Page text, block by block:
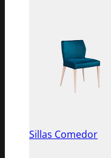
Sillas Comedor